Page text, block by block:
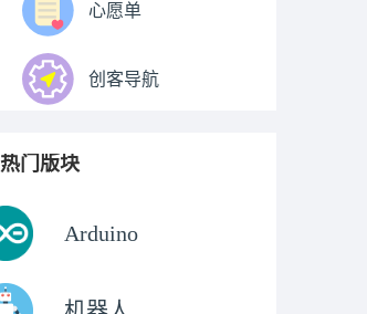
心愿单
创客导航
热门版块
Arduino